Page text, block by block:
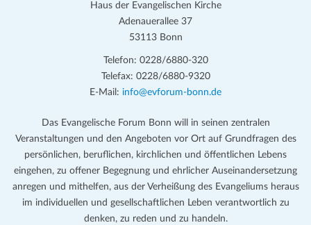
Haus der Evangelischen Kirche
Adenauerallee 37
53113 Bonn
Telefon: 0228/6880-320
Telefax: 0228/6880-9320
E-Mail: info@evforum-bonn.de
Das Evangelische Forum Bonn will in seinen zentralen
Veranstaltungen und den Angeboten vor Ort auf Grundfragen des
persönlichen, beruflichen, kirchlichen und öffentlichen Lebens
eingehen, zu offener Begegnung und ehrlicher Auseinandersetzung
anregen und mithelfen, aus der Verheißung des Evangeliums heraus
im individuellen und gesellschaftlichen Leben verantwortlich zu
denken, zu reden und zu handeln.